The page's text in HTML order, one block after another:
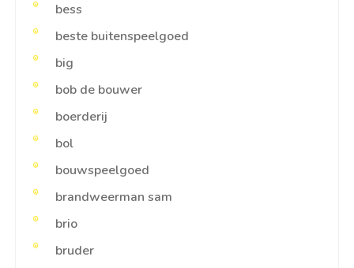
bess
beste buitenspeelgoed
big
bob de bouwer
boerderij
bol
bouwspeelgoed
brandweerman sam
brio
bruder